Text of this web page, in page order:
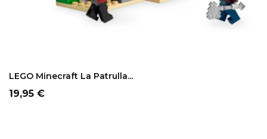
LEGO Minecraft La Patrulla...
Precio
19,95 €